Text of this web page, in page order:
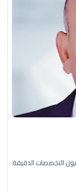
التخصصات الدقيقة